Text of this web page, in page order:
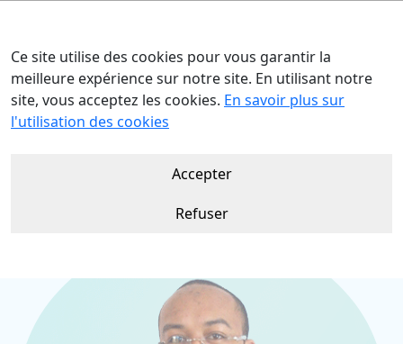
Accueil Nos talents
Ce site utilise des cookies pour vous garantir la
meilleure expérience sur notre site. En utilisant notre
site, vous acceptez les cookies. En savoir plus sur
l'utilisation des cookies
Refuser
Accepter